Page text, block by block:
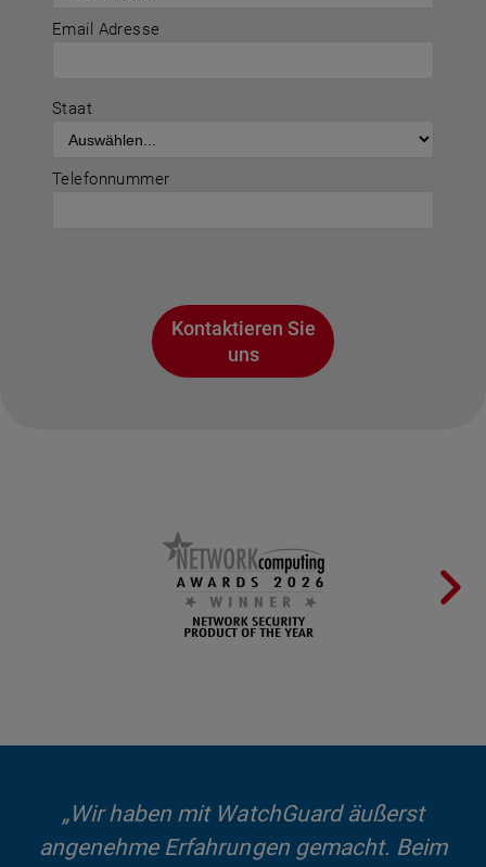
Email Adresse
Staat
Telefonnummer
Kontaktieren Sie
uns
„Wir haben mit WatchGuard äußerst
angenehme Erfahrungen gemacht. Beim